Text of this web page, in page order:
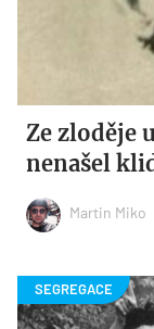
Ze zloděje
nenašel
Martin Miko